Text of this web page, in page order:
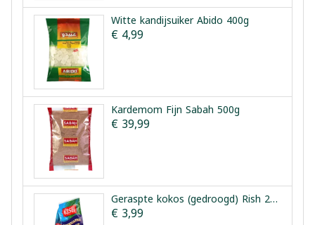
Witte kandijsuiker Abido 400g
€ 4,99
Kardemom Fijn Sabah 500g
€ 39,99
Geraspte kokos (gedroogd) Rish 250 g
€ 3,99